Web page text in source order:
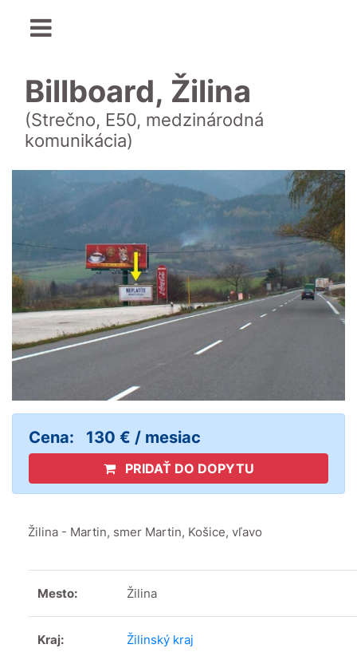
Billboard, Žilina
(Strečno, E50, medzinárodná
komunikácia)
Cena: 130 € / mesiac
PRIDAŤ DO DOPYTU
Žilina - Martin, smer Martin, Košice, vľavo
Mesto: Žilina
Kraj: Žilinský kraj